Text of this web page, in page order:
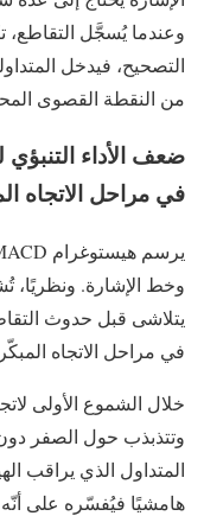
وعندما يُسجَّل التقاطع،
التصحيح، فيدخل
من النقطة القصوى
في مراحل الاتجاه
وخط الإشارة. ونظريًا،
يتلاشى قبل حدوث
في مراحل الاتجاه
خلال الشموع الأولى
وتتذبذب حول الصفر
المتداول الذي يراقب
هامشيًا فيُفسّره على